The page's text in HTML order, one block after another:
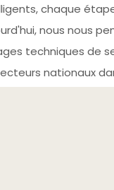
chaque
nous nous
techniques de
nationaux